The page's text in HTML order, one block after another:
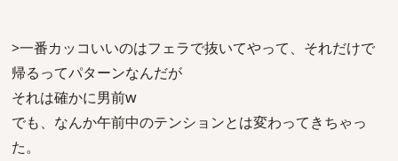
>一番カッコいいのはフェラで抜いてやって、それだけで
帰るってパターンなんだが
それは確かに男前w
でも、なんか午前中のテンションとは変わってきちゃっ
た。